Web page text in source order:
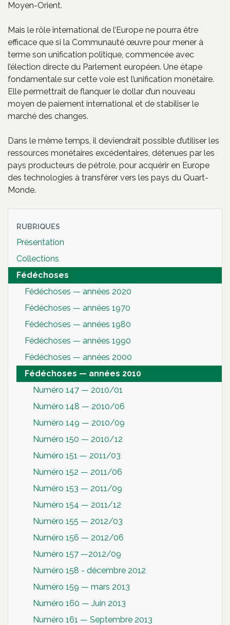
Moyen-Orient.
Mais le rôle international de l’Europe ne pourra être
efficace que si la Communauté œuvre pour mener à
terme son unification politique, commencée avec
l’élection directe du Parlement européen. Une étape
fondamentale sur cette voie est l’unification monétaire.
Elle permettrait de flanquer le dollar d’un nouveau
moyen de paiement international et de stabiliser le
marché des changes.
Dans le même temps, il deviendrait possible d’utiliser les
ressources monétaires excédentaires, détenues par les
pays producteurs de pétrole, pour acquérir en Europe
des technologies à transférer vers les pays du Quart-
Monde.
RUBRIQUES
Présentation
Collections
Fédéchoses
Fédéchoses — années 2020
Fédéchoses — années 1970
Fédéchoses — années 1980
Fédéchoses — années 1990
Fédéchoses — années 2000
Fédéchoses — années 2010
Numéro 147 — 2010/01
Numéro 148 — 2010/06
Numéro 149 — 2010/09
Numéro 150 — 2010/12
Numéro 151 — 2011/03
Numéro 152 — 2011/06
Numéro 153 — 2011/09
Numéro 154 — 2011/12
Numéro 155 — 2012/03
Numéro 156 — 2012/06
Numéro 157 —2012/09
Numéro 158 - décembre 2012
Numéro 159 — mars 2013
Numéro 160 — Juin 2013
Numéro 161 — Septembre 2013